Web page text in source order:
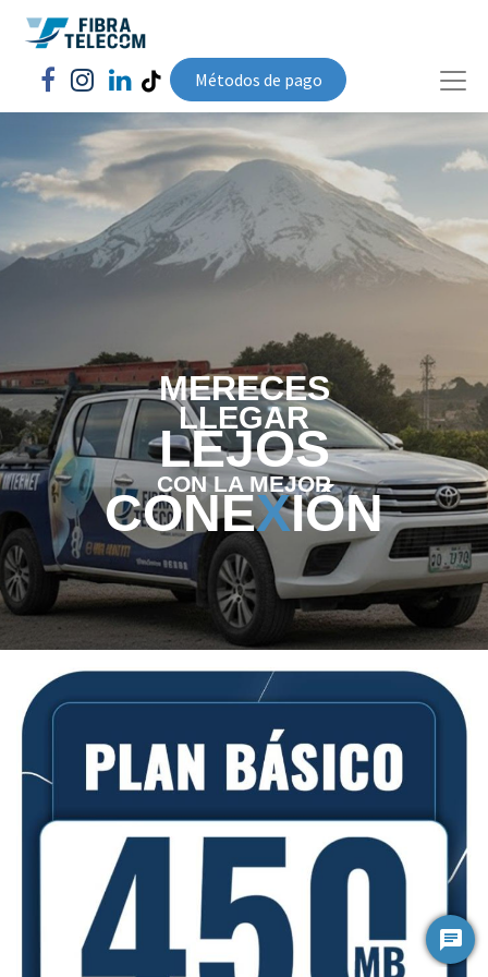
Métodos de pago​
MERECES
LLEGAR
LEJOS
CON LA MEJOR
CONEXIÓN